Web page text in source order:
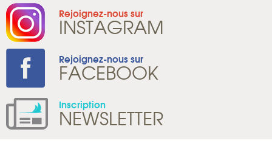
Rejoignez-nous sur
INSTAGRAM
Rejoignez-nous sur
FACEBOOK
Inscription
NEWSLETTER